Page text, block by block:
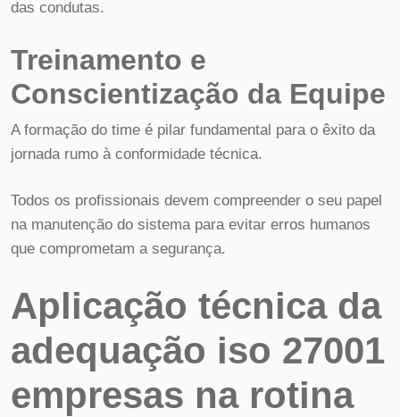
das condutas.
Treinamento e
Conscientização da Equipe
A formação do time é pilar fundamental para o êxito da
jornada rumo à conformidade técnica.
Todos os profissionais devem compreender o seu papel
na manutenção do sistema para evitar erros humanos
que comprometam a segurança.
Aplicação técnica da
adequação iso 27001
empresas na rotina